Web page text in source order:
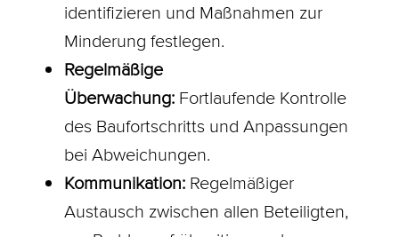
identifizieren und Maßnahmen zur
Minderung festlegen.
Regelmäßige
Überwachung:Fortlaufende Kontrolle
des Baufortschritts und Anpassungen
bei Abweichungen.
Kommunikation:Regelmäßiger
Austausch zwischen allen Beteiligten,